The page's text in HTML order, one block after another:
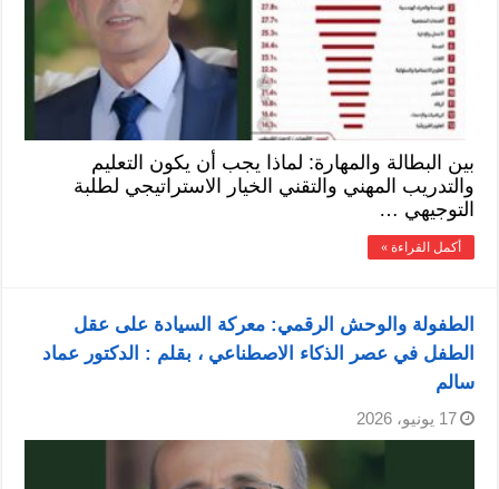
بين البطالة والمهارة: لماذا يجب أن يكون التعليم
والتدريب المهني والتقني الخيار الاستراتيجي لطلبة
التوجيهي …
أكمل القراءة »
الطفولة والوحش الرقمي: معركة السيادة على عقل
الطفل في عصر الذكاء الاصطناعي ، بقلم : الدكتور عماد
سالم
17 يونيو، 2026